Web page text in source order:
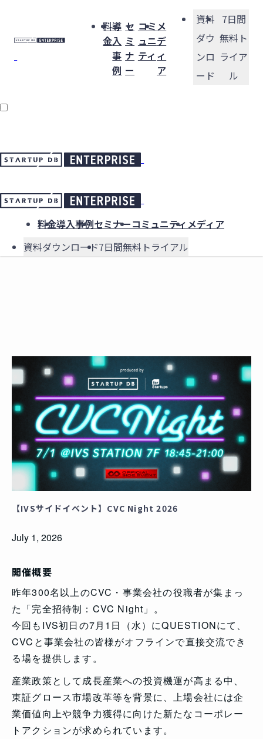
料
金
導
入
事
例
セ
ミ
ナ
ー
コミ
ュニ
ティ
メ
デ
ィ
ア
資料
ダウ
ンロ
ード
7日間
無料ト
ライア
ル
料金導入事例セミナーコミュニティ メディア
資料ダウンロード7日間無料トライアル
【IVSサイドイベント】CVC Night 2026
July 1, 2026
開催概要
昨年300名以上のCVC・事業会社の役職者が集まっ
た「完全招待制：CVC Night」。
今回もIVS初日の7月1日（水）にQUESTIONにて、
CVCと事業会社の皆様がオフラインで直接交流でき
る場を提供します。
産業政策として成長産業への投資機運が高まる中、
東証グロース市場改革等を背景に、上場会社には企
業価値向上や競争力獲得に向けた新たなコーポレー
トアクションが求められています。